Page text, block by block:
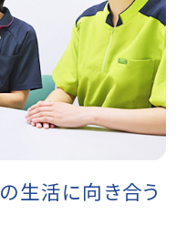
生活に向き合う